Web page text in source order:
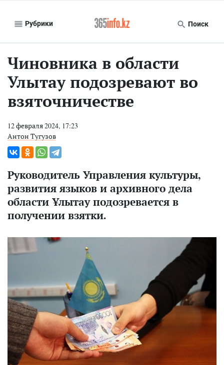
Рубрики Поиск
Чиновника в области
Улытау подозревают во
взяточничестве
12 февраля 2024, 17:23
Антон Тугузов
Руководитель Управления культуры,
развития языков и архивного дела
области Ұлытау подозревается в
получении взятки.